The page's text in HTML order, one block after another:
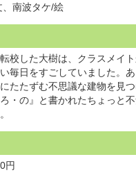
、南波タケ/絵
校した大樹は、クラスメイ
毎日をすごしていました。
たたずむ不思議な建物を見
・の』と書かれたちょっと
円